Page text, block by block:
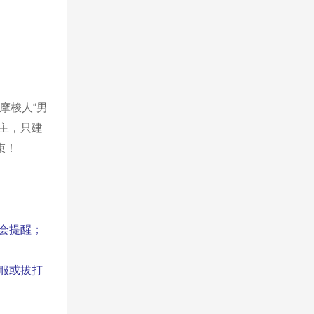
梭人“男
，只建
提醒；
或拔打